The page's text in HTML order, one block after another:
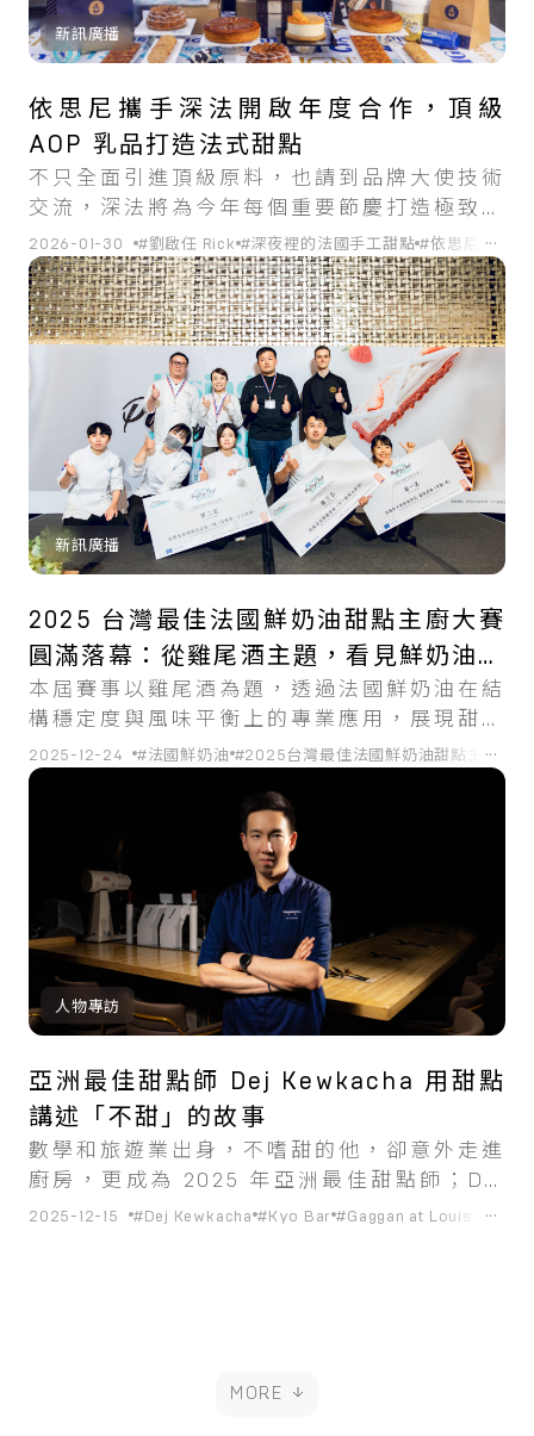
新訊廣播
依思尼攜手深法開啟年度合作，頂級
AOP 乳品打造法式甜點
不只全面引進頂級原料，也請到品牌大使技術
交流，深法將為今年每個重要節慶打造極致乳
香的甜點盛宴。
2026-01-30 #劉啟任 Rick #深夜裡的法國手工甜點 #依思尼 #甜點
...
新訊廣播
2025 台灣最佳法國鮮奶油甜點主廚大賽
圓滿落幕：從雞尾酒主題，看見鮮奶油的
專業應用價值
本屆賽事以雞尾酒為題，透過法國鮮奶油在結
構穩定度與風味平衡上的專業應用，展現甜點
從創意概念到實務落地的完整技術實力。
2025-12-24 #法國鮮奶油 #2025台灣最佳法國鮮奶油甜點主廚大賽
...
人物專訪
亞洲最佳甜點師 Dej Kewkacha 用甜點
講述「不甜」的故事
數學和旅遊業出身，不嗜甜的他，卻意外走進
廚房，更成為 2025 年亞洲最佳甜點師；Dej
Kewkacha 以自身的味覺偏好，改寫亞洲對甜
2025-12-15 #Dej Kewkacha #Kyo Bar #Gaggan at Louis Vuitton
...
MORE